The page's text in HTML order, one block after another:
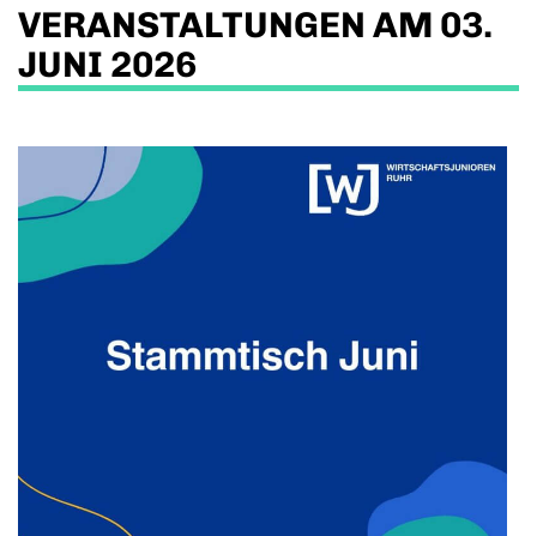
VERANSTALTUNGEN AM 03.
JUNI 2026